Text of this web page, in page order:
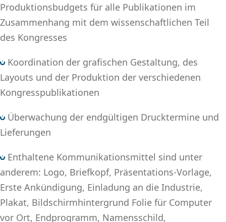
Produktionsbudgets für alle Publikationen im
Zusammenhang mit dem wissenschaftlichen Teil
des Kongresses
Koordination der grafischen Gestaltung, des
Layouts und der Produktion der verschiedenen
Kongresspublikationen
Überwachung der endgültigen Drucktermine und
Lieferungen
Enthaltene Kommunikationsmittel sind unter
anderem: Logo, Briefkopf, Präsentations-Vorlage,
Erste Ankündigung, Einladung an die Industrie,
Plakat, Bildschirmhintergrund Folie für Computer
vor Ort, Endprogramm, Namensschild,